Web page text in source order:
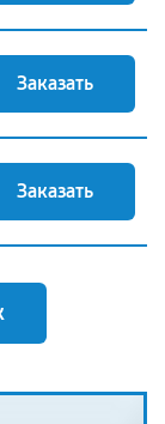
Заказать
Заказать